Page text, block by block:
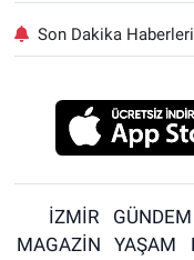
Son Dakika Haberleri
İZMİR GÜNDEM
MAGAZİN
YAŞAM